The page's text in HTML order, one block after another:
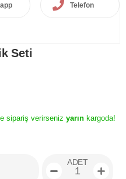
Telefon
Seti
sipariş verirseniz yarın kargoda!
ADET